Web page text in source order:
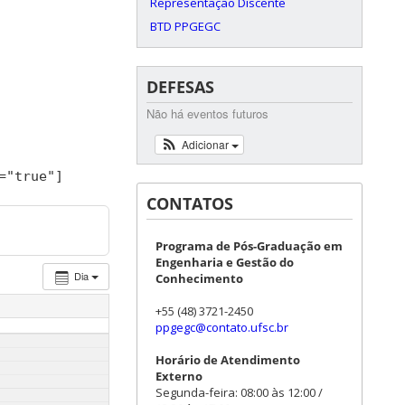
"true" ]
Dia
BTD PPGEGC
DEFESAS
Não há eventos futuros
Adicionar
CONTATOS
Programa de Pós-Graduação em
Engenharia e Gestão do
Conhecimento
+55 (48) 3721-2450
ppgegc@contato.ufsc.br
Horário de Atendimento
Externo
Segunda-feira: 08:00 às 12:00 /